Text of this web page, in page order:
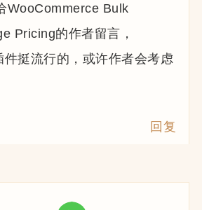
WooCommerce Bulk
Pricing的作者留言，
挺流行的，或许作者会考虑
回复